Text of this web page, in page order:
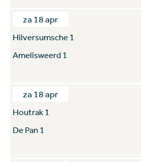
za 18 apr
Hilversumsche 1
Amelisweerd 1
za 18 apr
Houtrak 1
De Pan 1